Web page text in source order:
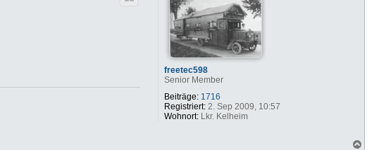
freetec598
Senior Member
Beiträge: 1716
Registriert:2. Sep 2009, 10:57
Wohnort:Lkr. Kelheim